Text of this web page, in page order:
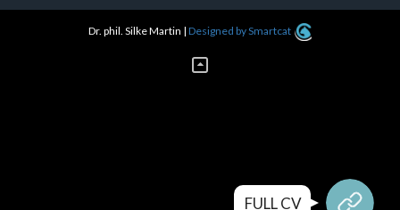
Dr. phil. Silke Martin |Designed by Smartcat
FULL CV